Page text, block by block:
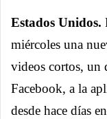
Estados Unidos.
miércoles una
videos cortos, un
Facebook, a la
desde hace días